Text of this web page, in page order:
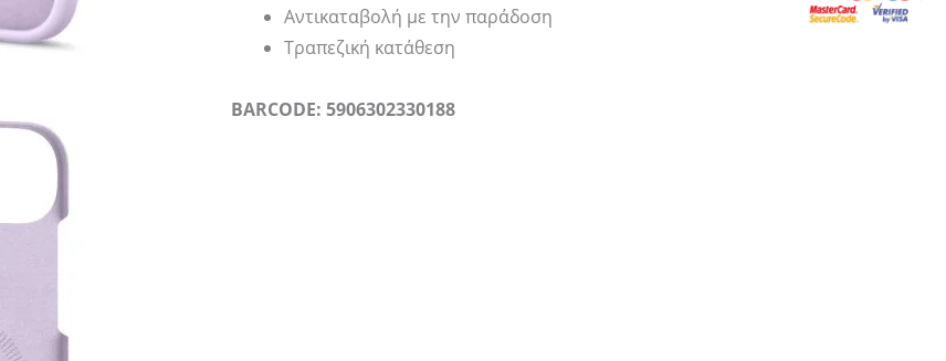
Αντικαταβολή με την παράδοση
Τραπεζική κατάθεση
BARCODE: 5906302330188